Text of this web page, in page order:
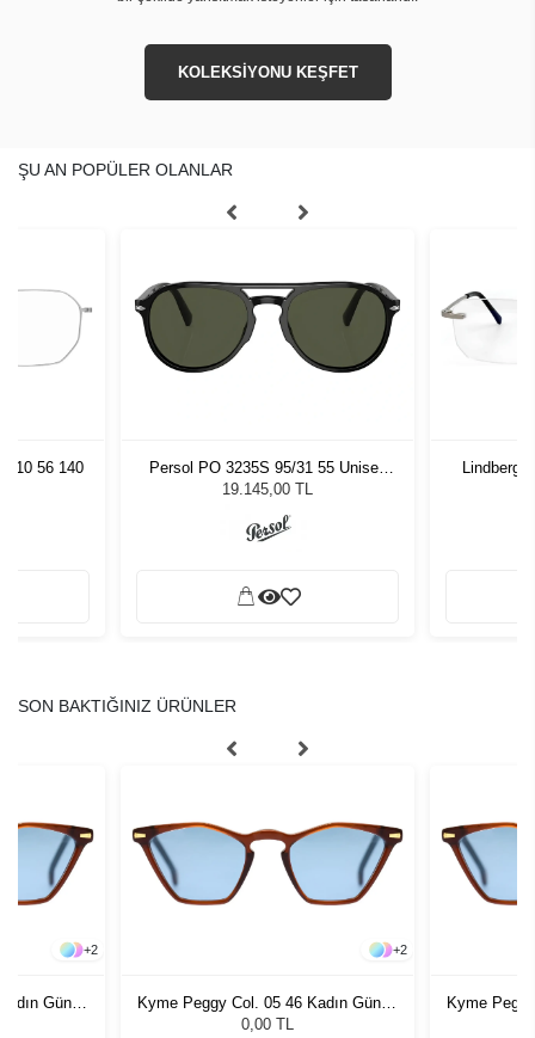
KOLEKSİYONU KEŞFET
ŞU AN POPÜLER OLANLAR
10 56 140
Persol PO 3235S 95/31 55 Unisex
Güneş Gözlüğü
19.145,00 TL
Lindberg
SON BAKTIĞINIZ ÜRÜNLER
+2
Güneş
+2
Kyme Peggy Col. 05 46 Kadın Güneş
Gözlüğü
0,00 TL
Kyme